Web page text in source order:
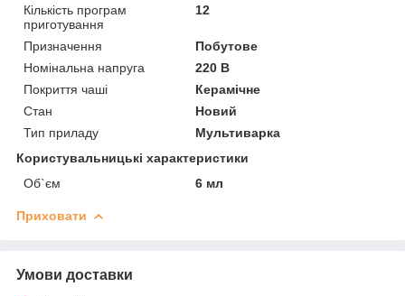
Кількість програм
приготування
12
Призначення
Побутове
Номінальна напруга
220 В
Покриття чаші
Керамічне
Стан
Новий
Тип приладу
Мультиварка
Користувальницькі характеристики
Об`єм
6 мл
Приховати
Умови доставки